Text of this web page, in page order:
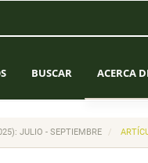
BUSCAR ACERCA
JULIO - SEPTIEMBRE